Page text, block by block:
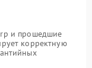
и прошедшие
корректную